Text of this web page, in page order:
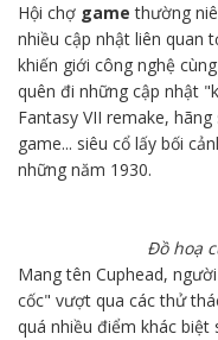
Hội chợ game thường
nhiều cập nhật liên quan
khiến giới công nghệ
quên đi những cập nhật
Fantasy VII remake,
game... siêu cổ lấy bối
những năm 1930.
Đồ hoạ
Mang tên Cuphead,
cốc" vượt qua các thử
quá nhiều điểm khác